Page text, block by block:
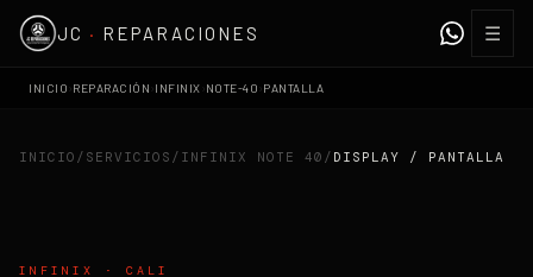
JC · REPARACIONES ☰
INICIO REPARACIÓN INFINIX NOTE-40 PANTALLA
INICIO / SERVICIOS / INFINIX NOTE 40 / DISPLAY / PANTALLA
INFINIX · CALI